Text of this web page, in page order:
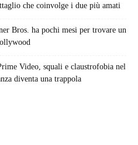
che coinvolge i due più amati
Bros. ha pochi mesi per trovare un
Video, squali e claustrofobia nel
diventa una trappola